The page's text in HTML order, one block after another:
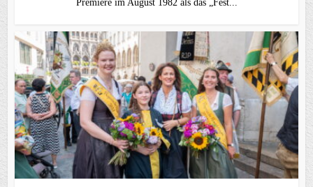
Premiere im August 1982 als das „Fest...